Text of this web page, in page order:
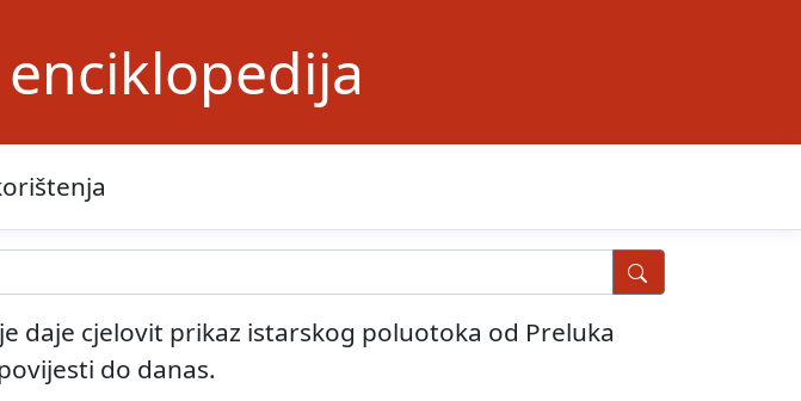
daje cjelovit prikaz istarskog poluotoka od Preluka
do danas.